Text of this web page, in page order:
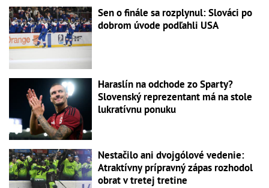
Sen o finále sa rozplynul: Slováci po
dobrom úvode podľahli USA
Haraslín na odchode zo Sparty?
Slovenský reprezentant má na stole
lukratívnu ponuku
Nestačilo ani dvojgólové vedenie:
Atraktívny prípravný zápas rozhodol
obrat v tretej tretine